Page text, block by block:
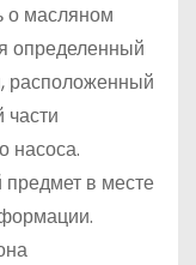
о масляном
определенный
расположенный
насоса.
в месте